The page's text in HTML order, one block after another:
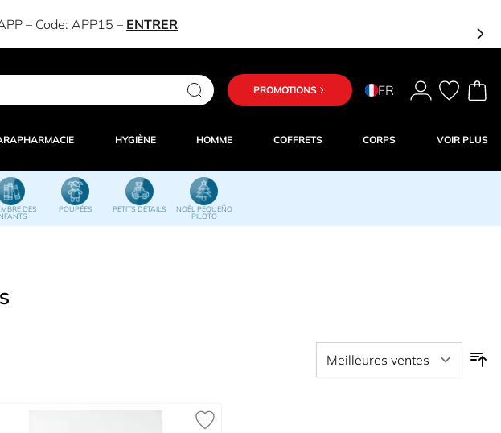
– Code: APP15 – ENTRER
PROMOTIONS FR
HYGIÈNE HOMME COFFRETS CORPS VOIR PLUS
DES
POUPÉES PETITS DÉTAILS
NOËL PEQUEÑO
PILOTO